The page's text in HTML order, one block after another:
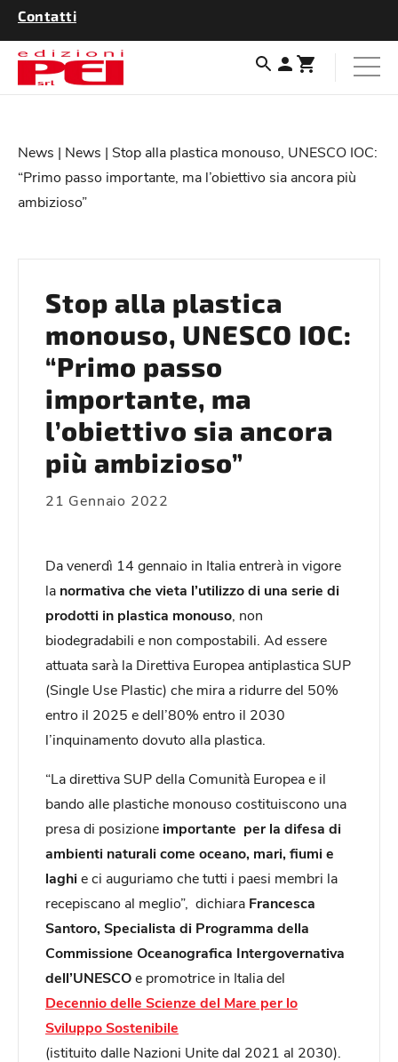
Contatti
News | News | Stop alla plastica monouso, UNESCO IOC:
“Primo passo importante, ma l’obiettivo sia ancora più
ambizioso”
Stop alla plastica
monouso, UNESCO IOC:
“Primo passo
importante, ma
l’obiettivo sia ancora
più ambizioso”
21 Gennaio 2022
Da venerdì 14 gennaio in Italia entrerà in vigore
la normativa che vieta l’utilizzo di una serie di
prodotti in plastica monouso , non
biodegradabili e non compostabili. Ad essere
attuata sarà la Direttiva Europea antiplastica SUP
(Single Use Plastic) che mira a ridurre del 50%
entro il 2025 e dell’80% entro il 2030
l’inquinamento dovuto alla plastica.
“La direttiva SUP della Comunità Europea e il
bando alle plastiche monouso costituiscono una
presa di posizione importante per la difesa di
ambienti naturali come oceano, mari, fiumi e
laghie ci auguriamo che tutti i paesi membri la
recepiscano al meglio”, dichiara Francesca
Santoro, Specialista di Programma della
Commissione Oceanografica Intergovernativa
dell’UNESCOe promotrice in Italia del
Decennio delle Scienze del Mare per lo
Sviluppo Sostenibile
(istituito dalle Nazioni Unite dal 2021 al 2030).